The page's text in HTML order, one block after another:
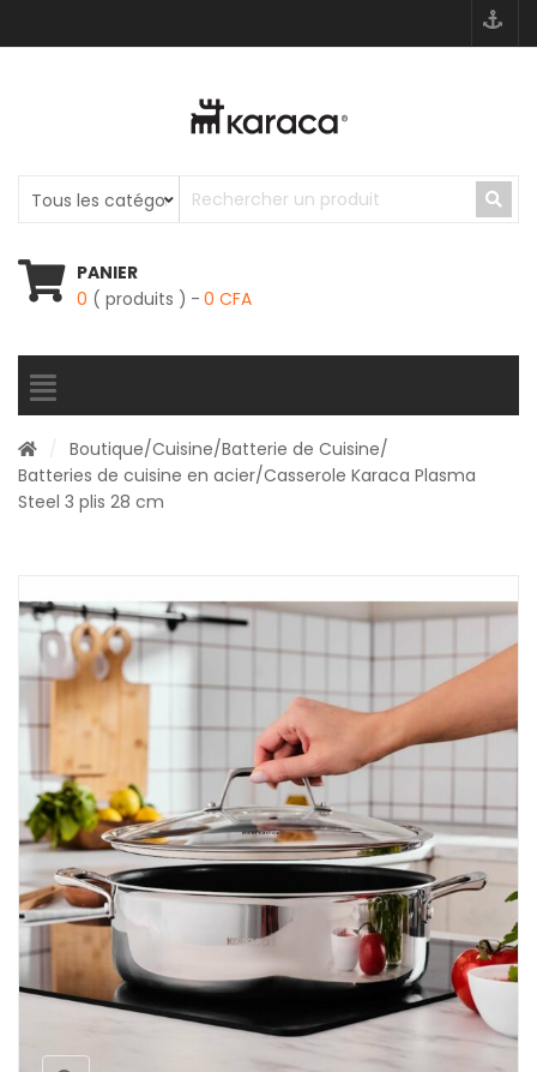
PANIER
0 ( produits ) 0 CFA
Boutique/Cuisine/Batterie de Cuisine/
Batteries de cuisine en acier/Casserole Karaca Plasma
Steel 3 plis 28 cm